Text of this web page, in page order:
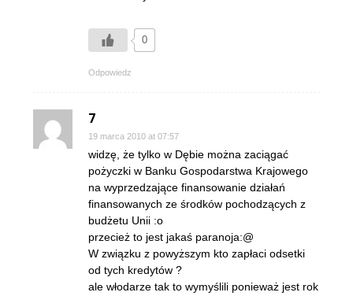
0
Odpowiedz
7
19 marca 2010 at 07:57
widzę, że tylko w Dębie można zaciągać
pożyczki w Banku Gospodarstwa Krajowego
na wyprzedzające finansowanie działań
finansowanych ze środków pochodzących z
budżetu Unii :o
przecież to jest jakaś paranoja:@
W związku z powyższym kto zapłaci odsetki
od tych kredytów ?
ale włodarze tak to wymyślili ponieważ jest rok